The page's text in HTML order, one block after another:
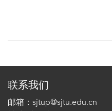
联系我们
邮箱：sjtup@sjtu.edu.cn